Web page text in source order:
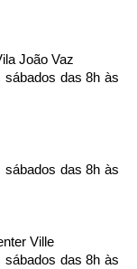
João Vaz
das 8h às
das 8h às
Ville
das 8h às